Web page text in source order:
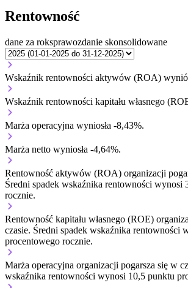
Rentowność
dane za roksprawozdanie skonsolidowane
Wskaźnik rentowności aktywów (ROA)
Wskaźnik rentowności kapitału własnego
Marża operacyjna wyniosła -8,43%.
Marża netto wyniosła -4,64%.
Rentowność aktywów (ROA) organizacji
Średni spadek wskaźnika rentowności wynosi
rocznie.
Rentowność kapitału własnego (ROE)
czasie. Średni spadek wskaźnika rentowności
procentowego rocznie.
Marża operacyjna organizacji pogarsza się w
wskaźnika rentowności wynosi 10,5 punktu